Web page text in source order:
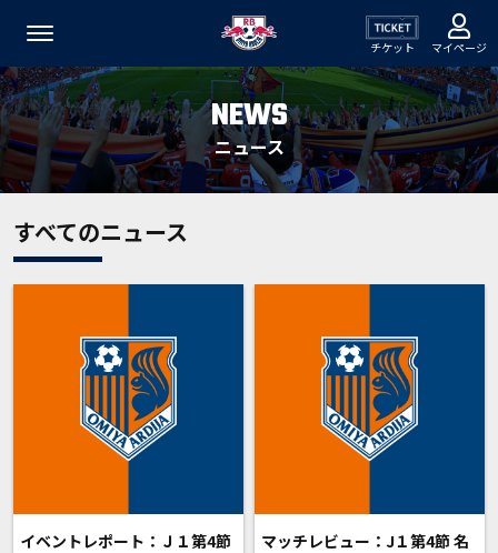
チケット マイページ
NEWS
ニュース
すべてのニュース
イベントレポート：Ｊ１第4節
マッチレビュー：J１第4節 名